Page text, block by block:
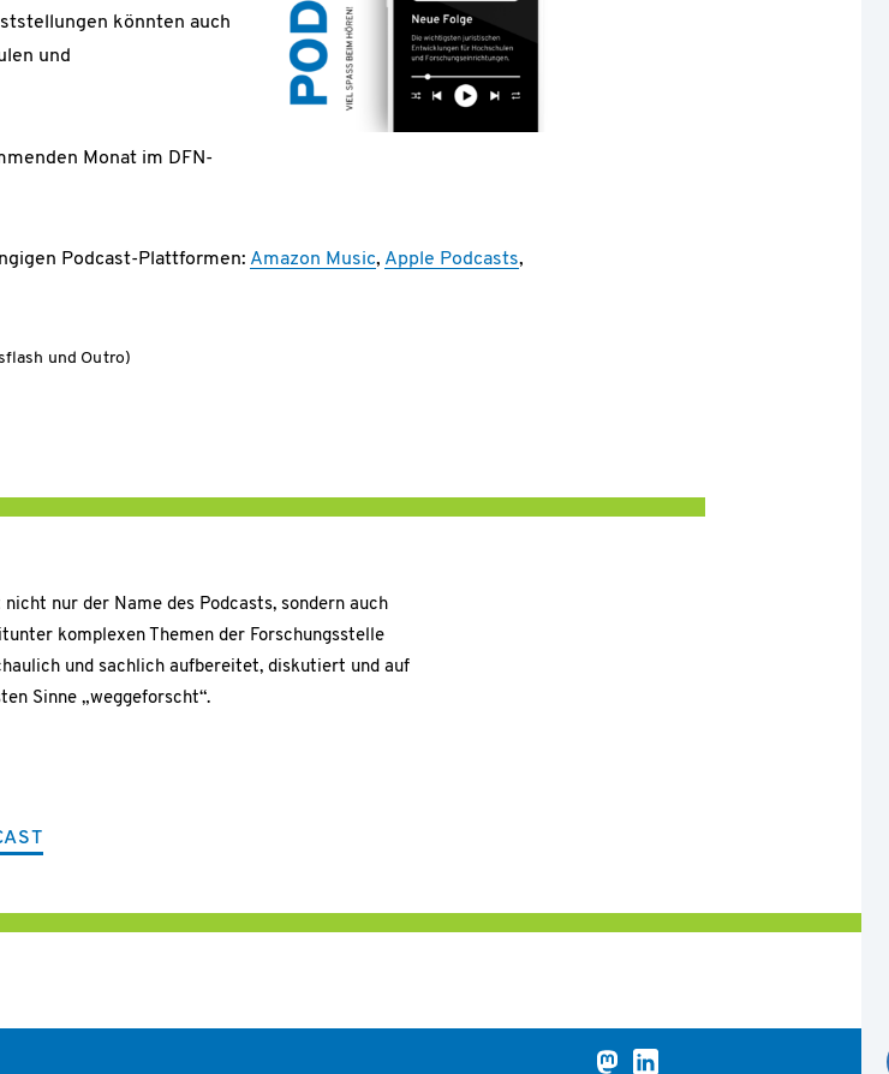
könnten auch
und
Monat im DFN-
Podcast-Plattformen: Amazon Music, Apple Podcasts,
und Outro)
nur der Name des Podcasts, sondern auch
komplexen Themen der Forschungsstelle
und sachlich aufbereitet, diskutiert und auf
Sinne „weggeforscht“.